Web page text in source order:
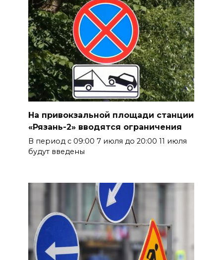
На привокзальной площади станции
«Рязань-2» вводятся ограничения
В период с 09:00 7 июля до 20:00 11 июля
будут введены